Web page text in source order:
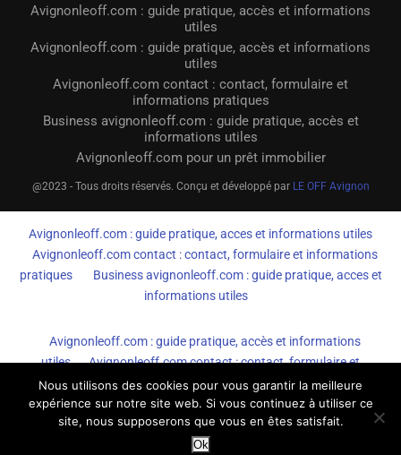
Avignonleoff.com : guide pratique, accès et informations
utiles
Avignonleoff.com : guide pratique, accès et informations
utiles
Avignonleoff.com contact : contact, formulaire et
informations pratiques
Business avignonleoff.com : guide pratique, accès et
informations utiles
Avignonleoff.com pour un prêt immobilier
@2023 - Tous droits réservés. Conçu et développé par LE OFF Avignon
Avignonleoff.com : guide pratique, acces et informations utiles
Avignonleoff.com contact : contact, formulaire et informations
pratiques
Business avignonleoff.com : guide pratique, acces et
informations utiles
Avignonleoff.com : guide pratique, accès et informations
utiles
Avignonleoff.com contact : contact, formulaire et
informations pratiques
Business avignonleoff.com : guide
pratique, accès et informations utiles
Nous utilisons des cookies pour vous garantir la meilleure
expérience sur notre site web. Si vous continuez à utiliser ce
site, nous supposerons que vous en êtes satisfait.
Ok
AvignonleOff.com